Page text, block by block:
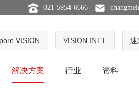
021-5954-6666
VISION VISION INT'L 速
解决方案 行业 资料